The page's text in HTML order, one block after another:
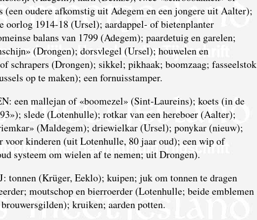
(een oudere afkomstig uit Adegem en een jongere uit Aalter);
oorlog 1914-18 (Ursel); aardappel- of bietenplanter
balans van 1799 (Adegem); paardetuig en garelen;
(Drongen); dorsvlegel (Ursel); houwelen en
schrapers (Drongen); sikkel; pikhaak; boomzaag; fasseelstok
op te maken); een fornuisstamper.
een mallejan of «boomezel» (Sint-Laureins); koets (in de
slede (Lotenhulle); rotkar van een hereboer (Aalter);
(Maldegem); driewielkar (Ursel); ponykar (nieuw);
kinderen (uit Lotenhulle, 80 jaar oud); een wip of
systeem om wielen af te nemen; uit Drongen).
tonnen (Krüger, Eeklo); kuipen; juk om tonnen te dragen
moutschop en bierroerder (Lotenhulle; beide emblemen
kruiken; aarden potten.